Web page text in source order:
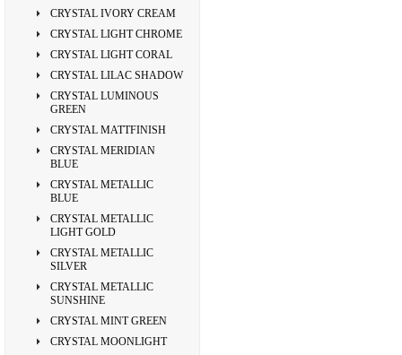
CRYSTAL IVORY CREAM
CRYSTAL LIGHT CHROME
CRYSTAL LIGHT CORAL
CRYSTAL LILAC SHADOW
CRYSTAL LUMINOUS
GREEN
CRYSTAL MATTFINISH
CRYSTAL MERIDIAN
BLUE
CRYSTAL METALLIC
BLUE
CRYSTAL METALLIC
LIGHT GOLD
CRYSTAL METALLIC
SILVER
CRYSTAL METALLIC
SUNSHINE
CRYSTAL MINT GREEN
CRYSTAL MOONLIGHT